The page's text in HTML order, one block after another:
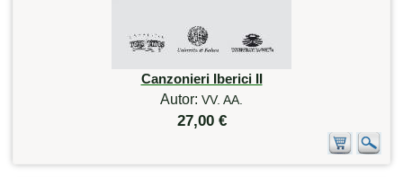
Canzonieri Iberici II
Autor: VV. AA.
27,00 €